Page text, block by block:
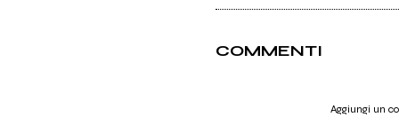
COMMENTI
Aggiungi un